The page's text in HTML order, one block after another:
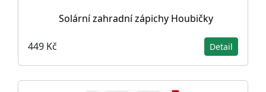
Solární zahradní zápichy Houbičky
449 Kč Detail